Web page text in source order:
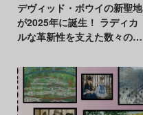
デヴィッド・ボウイの新聖地
が2025年に誕生！ ラディカ
ルな革新性を支えた数々の遺